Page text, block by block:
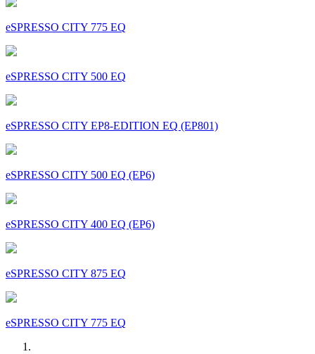
eSPRESSO CITY 775 EQ
eSPRESSO CITY 500 EQ
eSPRESSO CITY EP8-EDITION EQ (EP801)
eSPRESSO CITY 500 EQ (EP6)
eSPRESSO CITY 400 EQ (EP6)
eSPRESSO CITY 875 EQ
eSPRESSO CITY 775 EQ